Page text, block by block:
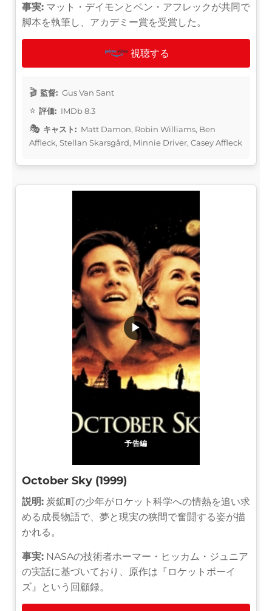
事実: マット・デイモンとベン・アフレックが共同で
脚本を執筆し、アカデミー賞を受賞した。
視聴する
監督: Gus Van Sant
評価: IMDb 8.3
キャスト: Matt Damon, Robin Williams, Ben
Affleck, Stellan Skarsgård, Minnie Driver, Casey Affleck
予告編
▶
October Sky (1999)
説明: 炭鉱町の少年がロケット科学への情熱を追い求
める成長物語で、夢と現実の狭間で奮闘する姿が描
かれる。
事実: NASAの技術者ホーマー・ヒッカム・ジュニア
の実話に基づいており、原作は『ロケットボーイ
ズ』という回顧録。